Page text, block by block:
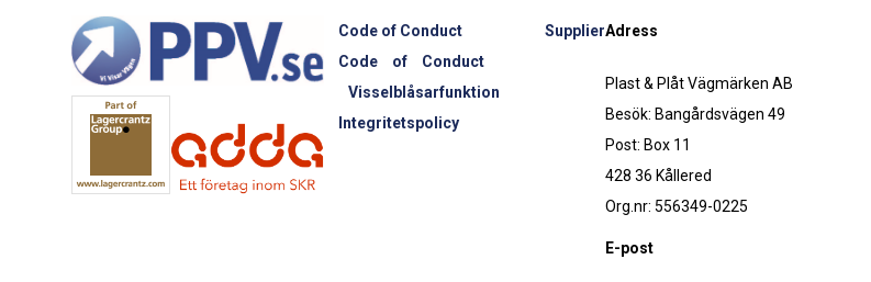
Code of Conduct
Supplier
Code of Conduct
Visselblåsarfunktion
Integritetspolicy
Adress
Plast & Plåt Vägmärken AB
Besök: Bangårdsvägen 49
Post: Box 11
428 36 Kållered
Org.nr: 556349-0225
E-post